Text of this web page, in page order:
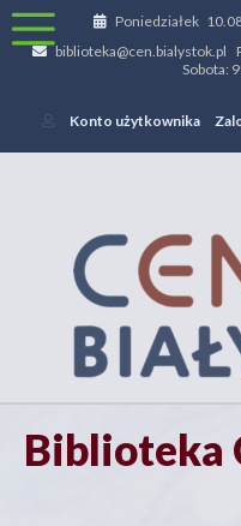
Poniedziałek
biblioteka@cen.bialystok.pl
Sobota:
Konto użytkownika
Biblioteka